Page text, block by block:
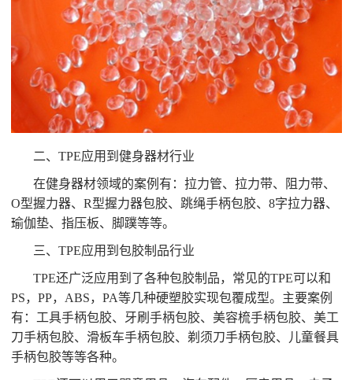
二、TPE应用到健身器材行业
在健身器材领域的案例有：拉力管、拉力带、阻力带、
O型握力器、R型握力器包胶、跳绳手柄包胶、8字拉力器、
瑜伽垫、指压板、脚蹼等等。
三、TPE应用到包胶制品行业
TPE还广泛应用到了各种包胶制品，常见的TPE可以和
PS，PP，ABS，PA等几种硬塑胶实现包覆成型。主要案例
有：工具手柄包胶、牙刷手柄包胶、美容梳手柄包胶、美工
刀手柄包胶、滑板车手柄包胶、剃须刀手柄包胶、儿童餐具
手柄包胶等等各种。